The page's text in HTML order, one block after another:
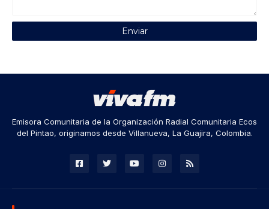
Emisora Comunitaria de la Organización Radial Comunitaria Ecos
del Pintao, originamos desde Villanueva, La Guajira, Colombia.